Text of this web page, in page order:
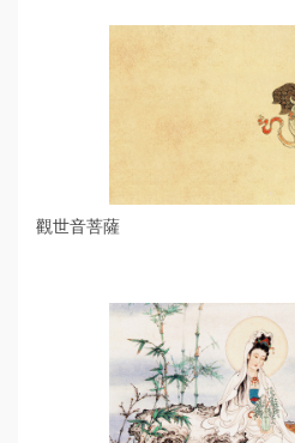
觀世音菩薩